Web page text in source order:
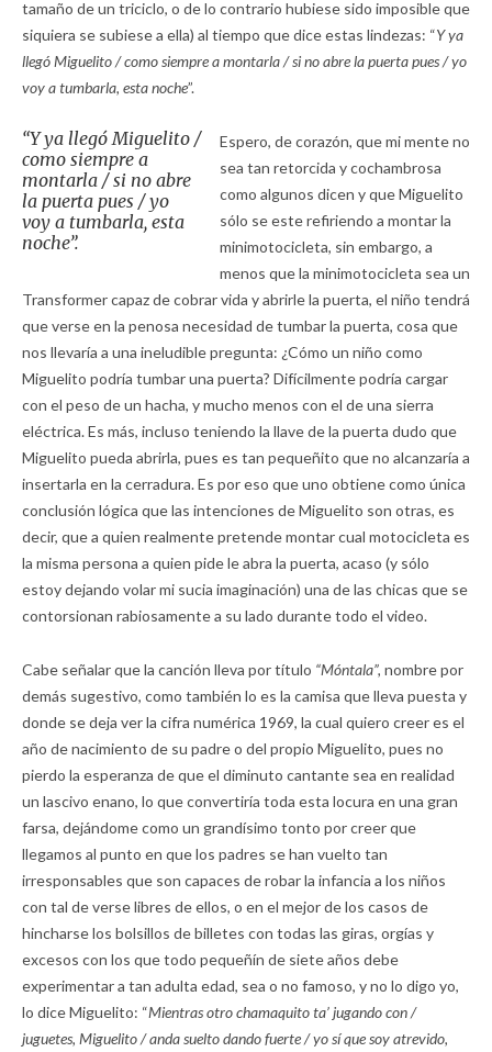
tamaño de un triciclo, o de lo contrario hubiese sido imposible que
siquiera se subiese a ella) al tiempo que dice estas lindezas: “Y ya
llegó Miguelito / como siempre a montarla / si no abre la puerta pues / yo
voy a tumbarla, esta noche”.
“Y ya llegó Miguelito /
como siempre a
montarla / si no abre
la puerta pues / yo
voy a tumbarla, esta
noche”.
Espero, de corazón, que mi mente no
sea tan retorcida y cochambrosa
como algunos dicen y que Miguelito
sólo se este refiriendo a montar la
minimotocicleta, sin embargo, a
menos que la minimotocicleta sea un
Transformer capaz de cobrar vida y abrirle la puerta, el niño tendrá
que verse en la penosa necesidad de tumbar la puerta, cosa que
nos llevaría a una ineludible pregunta: ¿Cómo un niño como
Miguelito podría tumbar una puerta? Difícilmente podría cargar
con el peso de un hacha, y mucho menos con el de una sierra
eléctrica. Es más, incluso teniendo la llave de la puerta dudo que
Miguelito pueda abrirla, pues es tan pequeñito que no alcanzaría a
insertarla en la cerradura. Es por eso que uno obtiene como única
conclusión lógica que las intenciones de Miguelito son otras, es
decir, que a quien realmente pretende montar cual motocicleta es
la misma persona a quien pide le abra la puerta, acaso (y sólo
estoy dejando volar mi sucia imaginación) una de las chicas que se
contorsionan rabiosamente a su lado durante todo el video.
Cabe señalar que la canción lleva por título “Móntala”, nombre por
demás sugestivo, como también lo es la camisa que lleva puesta y
donde se deja ver la cifra numérica 1969, la cual quiero creer es el
año de nacimiento de su padre o del propio Miguelito, pues no
pierdo la esperanza de que el diminuto cantante sea en realidad
un lascivo enano, lo que convertiría toda esta locura en una gran
farsa, dejándome como un grandísimo tonto por creer que
llegamos al punto en que los padres se han vuelto tan
irresponsables que son capaces de robar la infancia a los niños
con tal de verse libres de ellos, o en el mejor de los casos de
hincharse los bolsillos de billetes con todas las giras, orgías y
excesos con los que todo pequeñín de siete años debe
experimentar a tan adulta edad, sea o no famoso, y no lo digo yo,
lo dice Miguelito: “Mientras otro chamaquito ta’ jugando con /
juguetes, Miguelito / anda suelto dando fuerte / yo sí que soy atrevido,